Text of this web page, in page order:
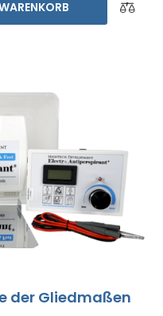
der Gliedmaßen